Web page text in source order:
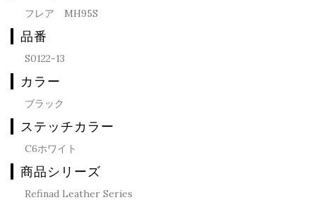
フレア MH95S
品番
S0122-13
カラー
ブラック
ステッチカラー
C6ホワイト
商品シリーズ
Refinad Leather Series